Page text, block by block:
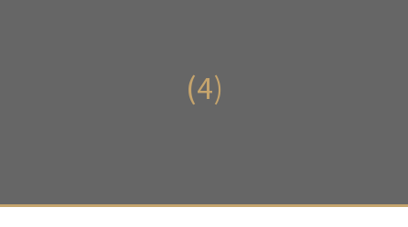
(4)